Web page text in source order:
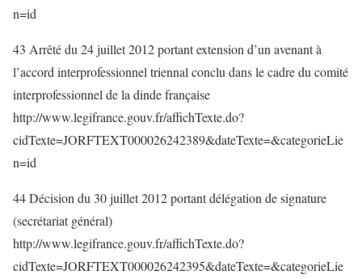
n=id
43 Arrêté du 24 juillet 2012 portant extension d’un avenant à
l’accord interprofessionnel triennal conclu dans le cadre du comité
interprofessionnel de la dinde française
http://www.legifrance.gouv.fr/affichTexte.do?
cidTexte=JORFTEXT000026242389&dateTexte=&categorieLie
n=id
44 Décision du 30 juillet 2012 portant délégation de signature
(secrétariat général)
http://www.legifrance.gouv.fr/affichTexte.do?
cidTexte=JORFTEXT000026242395&dateTexte=&categorieLie